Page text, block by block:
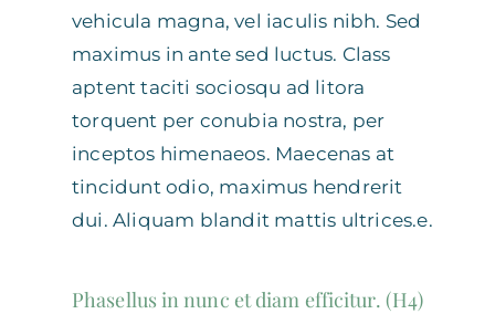
vehicula magna, vel iaculis nibh. Sed
maximus in ante sed luctus. Class
aptent taciti sociosqu ad litora
torquent per conubia nostra, per
inceptos himenaeos. Maecenas at
tincidunt odio, maximus hendrerit
dui. Aliquam blandit mattis ultrices.e.
Phasellus in nunc et diam efficitur. (H4)